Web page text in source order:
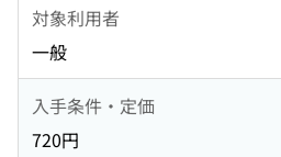
対象利用者
一般
入手条件・定価
720円